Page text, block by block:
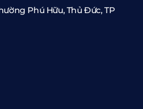
Phú Hữu, Thủ Đức, TP